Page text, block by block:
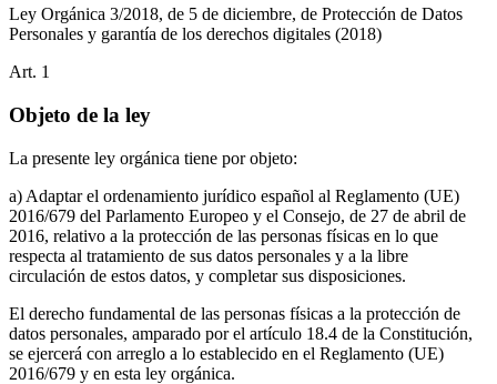
Ley Orgánica 3/2018, de 5 de diciembre, de Protección de Datos
Personales y garantía de los derechos digitales (2018)
Art. 1
Objeto de la ley
La presente ley orgánica tiene por objeto:
a) Adaptar el ordenamiento jurídico español al Reglamento (UE)
2016/679 del Parlamento Europeo y el Consejo, de 27 de abril de
2016, relativo a la protección de las personas físicas en lo que
respecta al tratamiento de sus datos personales y a la libre
circulación de estos datos, y completar sus disposiciones.
El derecho fundamental de las personas físicas a la protección de
datos personales, amparado por el artículo 18.4 de la Constitución,
se ejercerá con arreglo a lo establecido en el Reglamento (UE)
2016/679 y en esta ley orgánica.